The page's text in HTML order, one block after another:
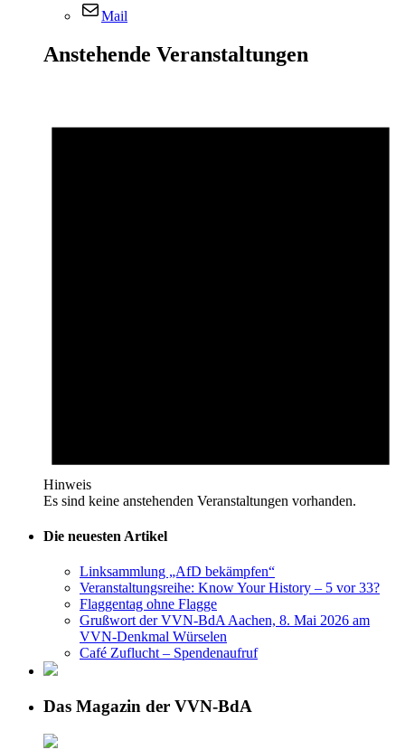
Mail
Anstehende Veranstaltungen
Hinweis
Es sind keine anstehenden Veranstaltungen vorhanden.
Die neuesten Artikel
Linksammlung „AfD bekämpfen“
Veranstaltungsreihe: Know Your History – 5 vor 33?
Flaggentag ohne Flagge
Grußwort der VVN-BdA Aachen, 8. Mai 2026 am
VVN-Denkmal Würselen
Café Zuflucht – Spendenaufruf
Das Magazin der VVN-BdA